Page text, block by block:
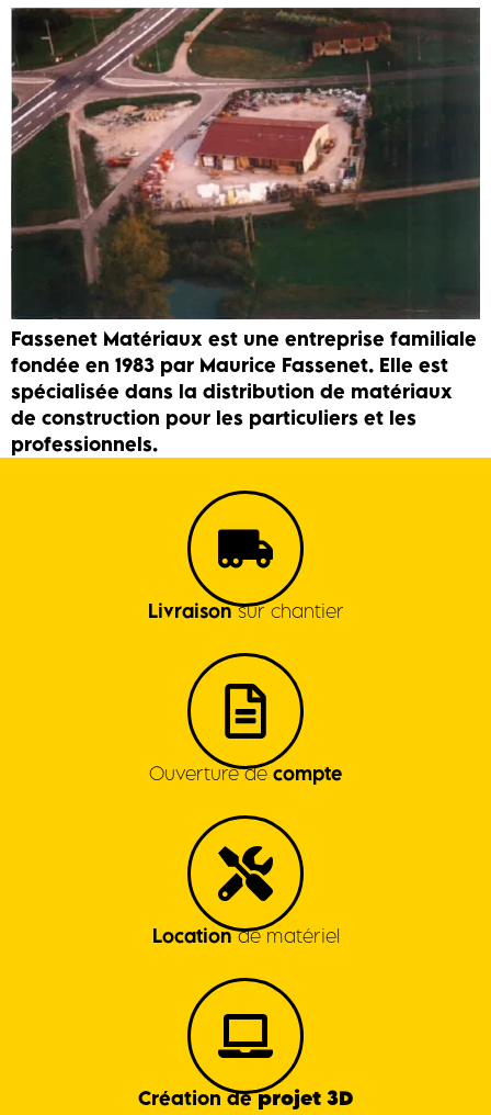
Fassenet Matériaux est une entreprise familiale
fondée en 1983 par Maurice Fassenet. Elle est
spécialisée dans la distribution de matériaux
de construction pour les particuliers et les
professionnels.
Livraisonsur chantier
Ouverture decompte
Locationde matériel
Création deprojet 3D